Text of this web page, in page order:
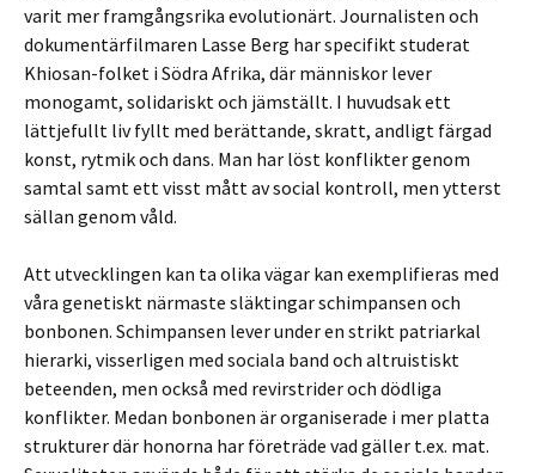
varit mer framgångsrika evolutionärt. Journalisten och
dokumentärfilmaren Lasse Berg har specifikt studerat
Khiosan-folket i Södra Afrika, där människor lever
monogamt, solidariskt och jämställt. I huvudsak ett
lättjefullt liv fyllt med berättande, skratt, andligt färgad
konst, rytmik och dans. Man har löst konflikter genom
samtal samt ett visst mått av social kontroll, men ytterst
sällan genom våld.
Att utvecklingen kan ta olika vägar kan exemplifieras med
våra genetiskt närmaste släktingar schimpansen och
bonbonen. Schimpansen lever under en strikt patriarkal
hierarki, visserligen med sociala band och altruistiskt
beteenden, men också med revirstrider och dödliga
konflikter. Medan bonbonen är organiserade i mer platta
strukturer där honorna har företräde vad gäller t.ex. mat.